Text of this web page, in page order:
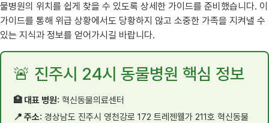
물병원의 위치를 쉽게 찾을 수 있도록 상세한 가이드를 준비했습니다. 이
가이드를 통해 위급 상황에서도 당황하지 않고 소중한 가족을 지켜낼 수
있는 지식과 정보를 얻어가시길 바랍니다.
🚨 진주시 24시 동물병원 핵심 정보
🏥 대표 병원: 혁신동물의료센터
📍 주소: 경상남도 진주시 영천강로 172 트레젠웰가 211호 혁신동물